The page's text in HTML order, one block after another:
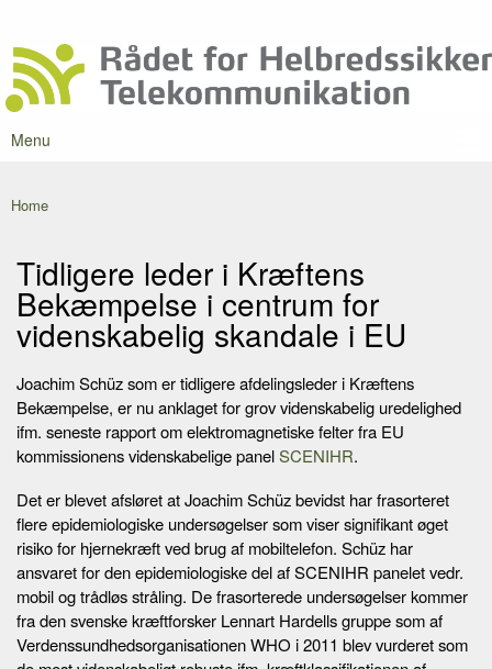
content
Rådet for
Helbredssikker
Telekommunikation
Danmarks
førende
portal om
mobilstråling
Main menu
Menu
You are here
Home
Tidligere leder i Kræftens
Bekæmpelse i centrum for
videnskabelig skandale i EU
Joachim Schüz som er tidligere afdelingsleder i Kræftens
Bekæmpelse, er nu anklaget for grov videnskabelig uredelighed
ifm. seneste rapport om elektromagnetiske felter fra EU
kommissionens videnskabelige panelSCENIHR.
Det er blevet afsløret at Joachim Schüz bevidst har frasorteret
flere epidemiologiske undersøgelser som viser signifikant øget
risiko for hjernekræft ved brug af mobiltelefon. Schüz har
ansvaret for den epidemiologiske del af SCENIHR panelet vedr.
mobil og trådløs stråling. De frasorterede undersøgelser kommer
fra den svenske kræftforsker Lennart Hardells gruppe som af
Verdenssundhedsorganisationen WHO i 2011 blev vurderet som